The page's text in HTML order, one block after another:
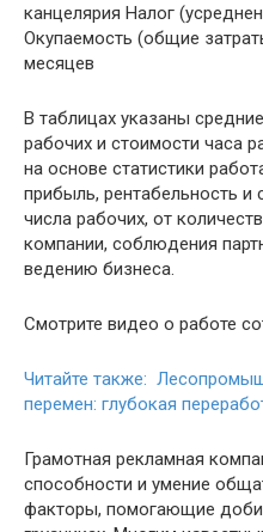
канцелярия Налог
Окупаемость (общие
месяцев
В таблицах указаны
рабочих и стоимости часа
на основе статистики
прибыль, рентабельность и
числа рабочих, от
компании, соблюдения
ведению бизнеса.
Смотрите видео о работе
Читайте также:
перемен: глубокая
Грамотная рекламная
способности и умение
факторы, помогающие